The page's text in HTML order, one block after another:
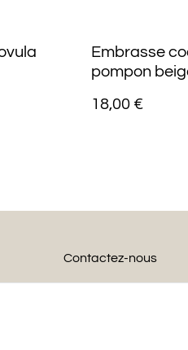
Embrasse
pompon
18,00 €
Contactez-nous